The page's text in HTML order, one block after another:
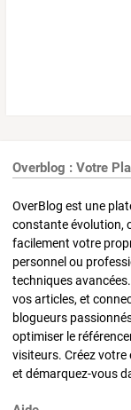
Overblog : Votre
OverBlog est une
constante évolution,
facilement votre
personnel ou
techniques
vos articles, et
blogueurs
optimiser le
visiteurs. Créez votre
et démarquez-vous